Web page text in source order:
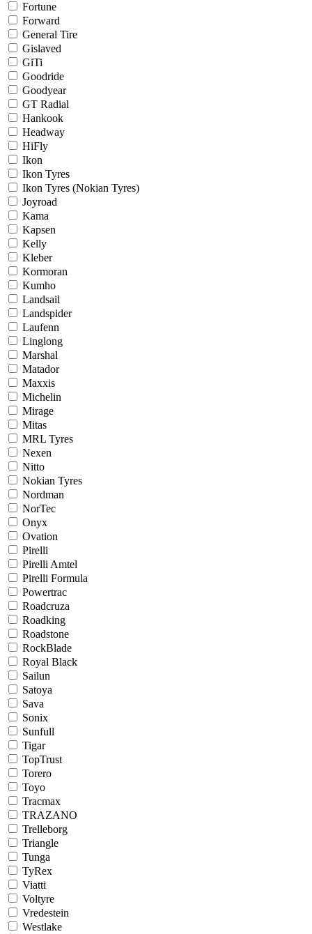
Fortune
Forward
General Tire
Gislaved
GiTi
Goodride
Goodyear
GT Radial
Hankook
Headway
HiFly
Ikon
Ikon Tyres
Ikon Tyres (Nokian Tyres)
Joyroad
Kama
Kapsen
Kelly
Kleber
Kormoran
Kumho
Landsail
Landspider
Laufenn
Linglong
Marshal
Matador
Maxxis
Michelin
Mirage
Mitas
MRL Tyres
Nexen
Nitto
Nokian Tyres
Nordman
NorTec
Onyx
Ovation
Pirelli
Pirelli Amtel
Pirelli Formula
Powertrac
Roadcruza
Roadking
Roadstone
RockBlade
Royal Black
Sailun
Satoya
Sava
Sonix
Sunfull
Tigar
TopTrust
Torero
Toyo
Tracmax
TRAZANO
Trelleborg
Triangle
Tunga
TyRex
Viatti
Voltyre
Vredestein
Westlake